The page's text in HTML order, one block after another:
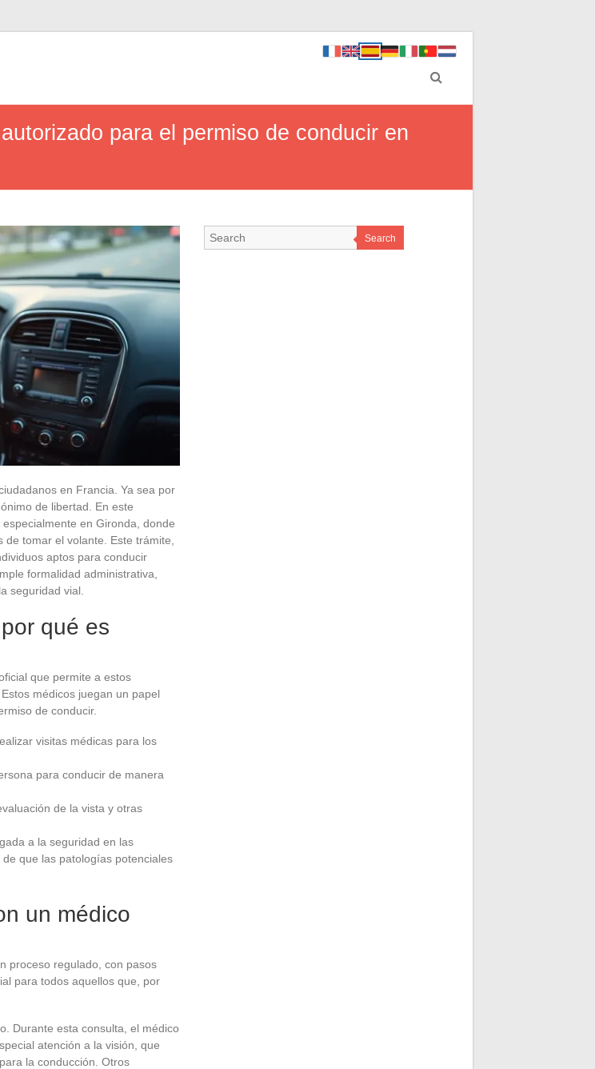
para el permiso de conducir en
en Francia. Ya sea por
de libertad. En este
en Gironda, donde
tomar el volante. Este trámite,
aptos para conducir
formalidad administrativa,
seguridad vial.
qué es
que permite a estos
médicos juegan un papel
de conducir.
visitas médicas para los
para conducir de manera
de la vista y otras
a la seguridad en las
que las patologías potenciales
un médico
proceso regulado, con pasos
para todos aquellos que, por
Durante esta consulta, el médico
atención a la visión, que
la conducción. Otros
Search